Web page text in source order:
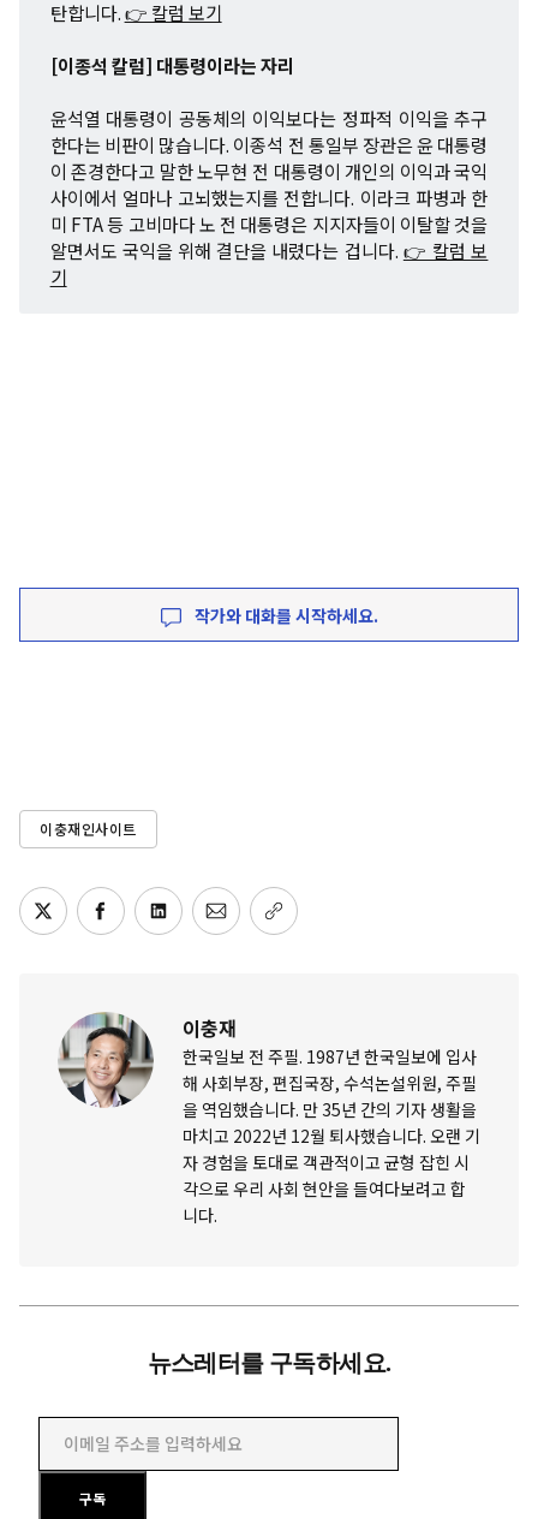
탄합니다.👉 칼럼 보기
[이종석 칼럼] 대통령이라는 자리
윤석열 대통령이 공동체의 이익보다는 정파적 이익을 추구
한다는 비판이 많습니다. 이종석 전 통일부 장관은 윤 대통령
이 존경한다고 말한 노무현 전 대통령이 개인의 이익과 국익
사이에서 얼마나 고뇌했는지를 전합니다. 이라크 파병과 한
미 FTA 등 고비마다 노 전 대통령은 지지자들이 이탈할 것을
알면서도 국익을 위해 결단을 내렸다는 겁니다. 👉 칼럼 보
기
작가와 대화를 시작하세요.
이충재인사이트
이충재
한국일보 전 주필. 1987년 한국일보에 입사
해 사회부장, 편집국장, 수석논설위원, 주필
을 역임했습니다. 만 35년 간의 기자 생활을
마치고 2022년 12월 퇴사했습니다. 오랜 기
자 경험을 토대로 객관적이고 균형 잡힌 시
각으로 우리 사회 현안을 들여다보려고 합
니다.
뉴스레터를 구독하세요.
이메일 주소를 입력하세요
구독